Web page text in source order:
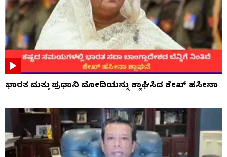
ಭಾರತ ಮತ್ತು ಪ್ರಧಾನಿ ಮೋದಿಯನ್ನು ಶ್ಲಾಘಿಸಿದ ಶೇಖ್ ಹಸೀನಾ